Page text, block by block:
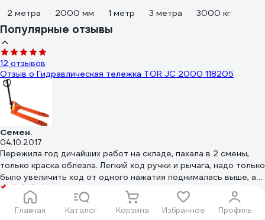
Главная Каталог Корзина Избранное Профиль
2 метра
2000 мм 1 метр 3 метра 3000 кг
Популярные отзывы
12 отзывов
Отзыв о Гидравлическая тележка TOR JC 2000 118205
Семен.
04.10.2017
Пережила год дичайших работ на складе, пахала в 2 смены,
только краска облезла. Легкий ход ручки и рычага, надо только
было увеличить ход от одного нажатия поднималась выше, а
то шуруешь шуруешь а она по милиметрам подымает.
Перегруз ей пофигу подымает и тянет как ни в чем не бывало.
1 отзыв
Отзыв о Гидравлическая тележка Grost GT 20-115 101314